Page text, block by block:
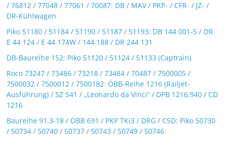
/ 76812 / 77048 / 77061 / 70087: DB / MAV / PKP- / CFR- / JZ- /
DR-Kühlwagen
Piko 51180 / 51184 / 51190 / 51187 / 51193: DB 144 001-5 / DR
E 44 124 / E 44 174W / 144 188 / DR 244 131
DB-Baureihe 152: Piko 51120 / 51124 / 51133 (Captrain)
Roco 73247 / 73486 / 73218 / 73484 / 70487 / 7500005 /
7500032 / 7500012 / 7500182: ÖBB-Reihe 1216 (Railjet-
Ausführung) / SZ 541 / „Leonardo da Vinci“ / DPB 1216.940 / CD
1216
Baureihe 91.3-18 / ÖBB 691 / PKP TKi3 / DRG / CSD: Piko 50730
/ 50734 / 50740 / 50737 / 50743 / 50749 / 50746